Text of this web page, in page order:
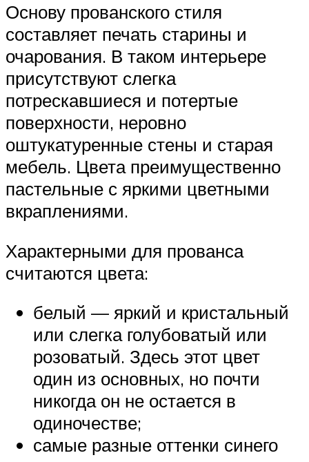
Основу прованского стиля
составляет печать старины и
очарования. В таком интерьере
присутствуют слегка
потрескавшиеся и потертые
поверхности, неровно
оштукатуренные стены и старая
мебель. Цвета преимущественно
пастельные с яркими цветными
вкраплениями.
Характерными для прованса
считаются цвета:
белый — яркий и кристальный
или слегка голубоватый или
розоватый. Здесь этот цвет
один из основных, но почти
никогда он не остается в
одиночестве;
самые разные оттенки синего